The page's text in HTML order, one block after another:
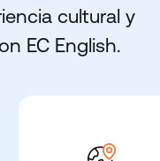
cultural y
EC English.